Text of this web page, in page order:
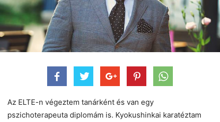
Az ELTE-n végeztem tanárként és van egy
pszichoterapeuta diplomám is. Kyokushinkai karatéztam